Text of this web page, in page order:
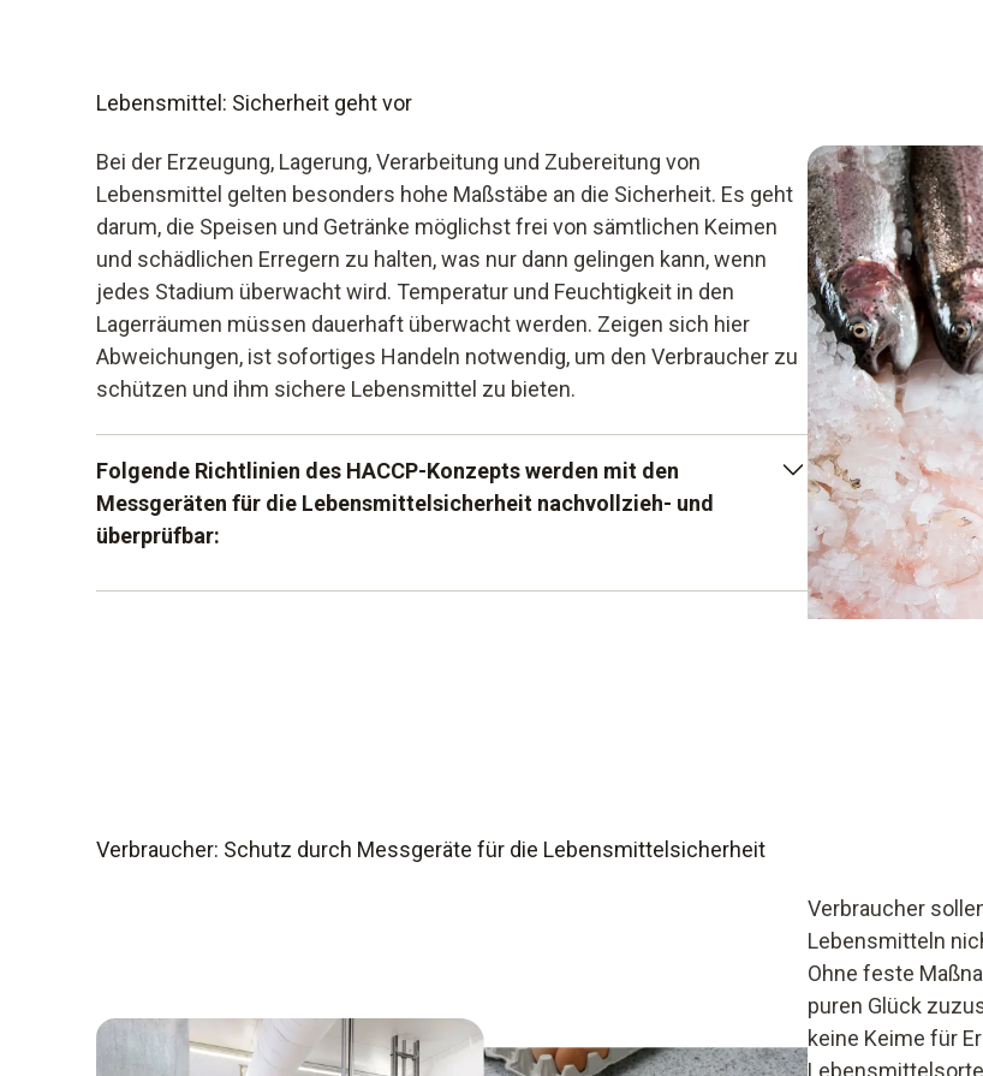
Lebensmittel: Sicherheit geht vor
Bei der Erzeugung, Lagerung, Verarbeitung und Zubereitung von
Lebensmittel gelten besonders hohe Maßstäbe an die Sicherheit. Es geht
darum, die Speisen und Getränke möglichst frei von sämtlichen Keimen
und schädlichen Erregern zu halten, was nur dann gelingen kann, wenn
jedes Stadium überwacht wird. Temperatur und Feuchtigkeit in den
Lagerräumen müssen dauerhaft überwacht werden. Zeigen sich hier
Abweichungen, ist sofortiges Handeln notwendig, um den Verbraucher zu
schützen und ihm sichere Lebensmittel zu bieten.
Folgende Richtlinien des HACCP-Konzepts werden mit den
Messgeräten für die Lebensmittelsicherheit nachvollzieh- und
überprüfbar:
Durchführung von Evaluierungsmaßnahmen
Verbraucher: Schutz durch Messgeräte für die Lebensmittelsicherheit
Verbraucher
Lebensmitteln
Ohne feste
puren Glück
keine Keime für